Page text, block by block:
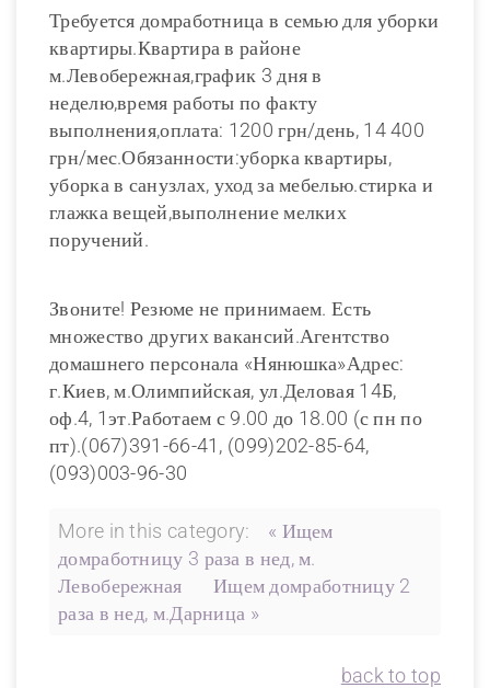
Требуется домработница в семью для уборки
квартиры.Квартира в районе
м.Левобережная,график 3 дня в
неделю,время работы по факту
выполнения,оплата: 1200 грн/день, 14 400
грн/мес.Обязанности:уборка квартиры,
уборка в санузлах, уход за мебелью.стирка и
глажка вещей,выполнение мелких
поручений.
Звоните! Резюме не принимаем. Есть
множество других вакансий.Агентство
домашнего персонала «Нянюшка»Адрес:
г.Киев, м.Олимпийская, ул.Деловая 14Б,
оф.4, 1эт.Работаем с 9.00 до 18.00 (с пн по
пт).(067)391-66-41, (099)202-85-64,
(093)003-96-30
More in this category:
« Ищем
домработницу 3 раза в нед, м.
Левобережная
Ищем домработницу 2
раза в нед, м.Дарница »
back to top